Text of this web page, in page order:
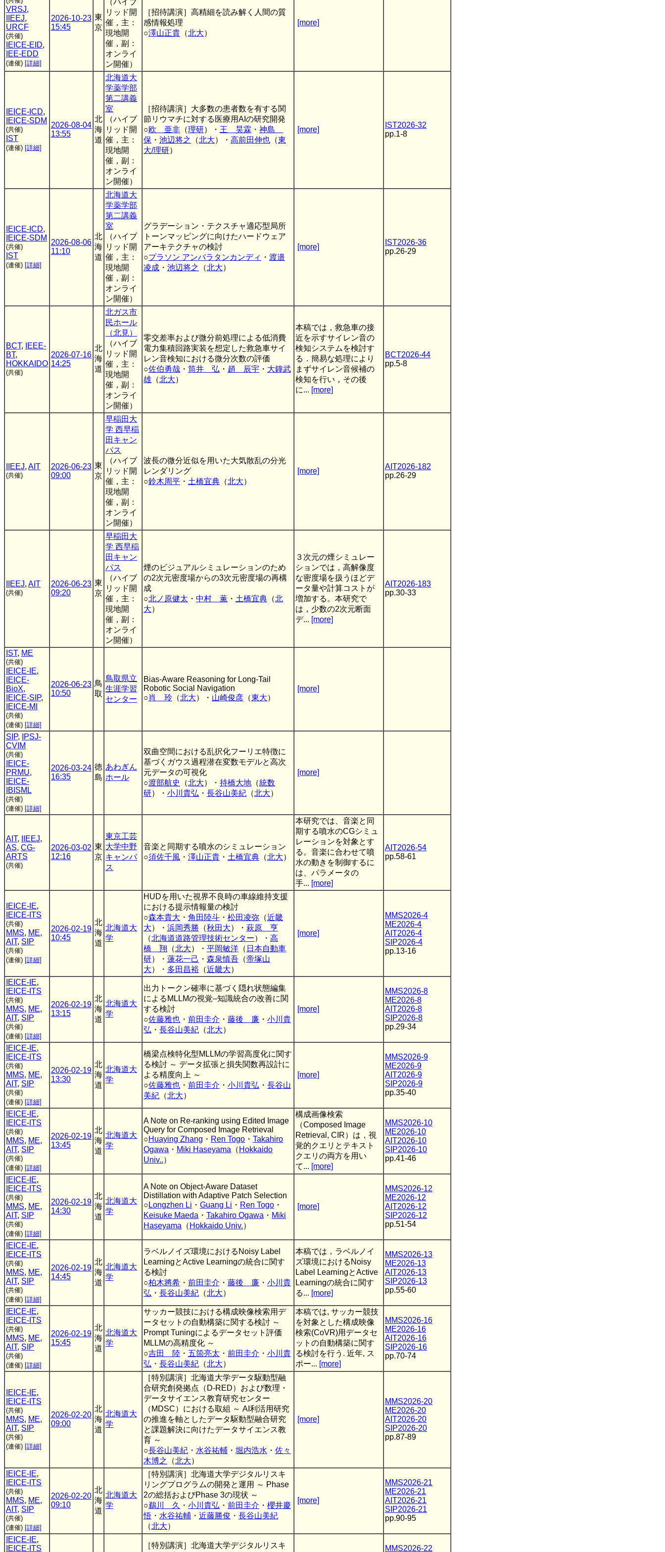
VRSJ,
IIEEJ,
URCF
(共催)
IEICE-EID,
IEE-EDD
(連催) [詳細]
2026-10-23
15:45
東
京
（ハイブ
リッド開
催，主：
現地開
催，副：
オンライ
ン開催）
［招待講演］高精細を読み解く人間の質
感情報処理
○澤山正貴 （北大）
[more]
IEICE-ICD,
IEICE-SDM
(共催)
IST
(連催) [詳細]
2026-08-04
13:55
北
海
道
北海道大
学薬学部
第二講義
室
（ハイブ
リッド開
催，主：
現地開
催，副：
オンライ
ン開催）
［招待講演］大多数の患者数を有する関
節リウマチに対する医療用AIの研究開発
○欧 亜非 （理研）・ 王 昊霖 ・ 神島
保 ・ 池辺将之 （北大）・ 高前田伸也 （東
大/理研）
[more]
IST2026-32
pp.1-8
IEICE-ICD,
IEICE-SDM
(共催)
IST
(連催) [詳細]
2026-08-06
11:10
北
海
道
北海道大
学薬学部
第二講義
室
（ハイブ
リッド開
催，主：
現地開
催，副：
オンライ
ン開催）
グラデーション・テクスチャ適応型局所
トーンマッピングに向けたハードウェア
アーキテクチャの検討
○プラソン アンバラタンカンディ ・ 渡邉
凌成 ・ 池辺将之 （北大）
[more]
IST2026-36
pp.26-29
BCT,
IEEE-
BT,
HOKKAIDO
(共催)
2026-07-16
14:25
北
海
道
北ガス市
民ホール
（北見）
（ハイブ
リッド開
催，主：
現地開
催，副：
オンライ
ン開催）
零交差率および微分前処理による低消費
電力集積回路実装を想定した救急車サイ
レン音検知における微分次数の評価
○佐伯勇哉 ・ 筒井 弘 ・ 趙 辰宇 ・ 大鐘武
雄 （北大）
本稿では，救急車の接
近を示すサイレン音の
検知システムを検討す
る．簡易な処理により
まずサイレン音候補の
検知を行い，その後
に... [more]
BCT2026-44
pp.5-8
IIEEJ, AIT
(共催)
2026-06-23
09:00
東
京
早稲田大
学 西早稲
田キャン
パス
（ハイブ
リッド開
催，主：
現地開
催，副：
オンライ
ン開催）
波長の微分近似を用いた大気散乱の分光
レンダリング
○鈴木周平 ・ 土橋宜典 （北大）
[more]
AIT2026-182
pp.26-29
IIEEJ, AIT
(共催)
2026-06-23
09:20
東
京
早稲田大
学 西早稲
田キャン
パス
（ハイブ
リッド開
催，主：
現地開
催，副：
オンライ
ン開催）
煙のビジュアルシミュレーションのため
の2次元密度場からの3次元密度場の再構
成
○北ノ原健太 ・ 中村 薫 ・ 土橋宜典 （北
大）
３次元の煙シミュレー
ションでは，高解像度
な密度場を扱うほどデ
ータ量や計算コストが
増加する。本研究で
は，少数の2次元断面
デ... [more]
AIT2026-183
pp.30-33
IST, ME
(共催)
IEICE-IE,
IEICE-
BioX,
IEICE-SIP,
IEICE-MI
(共催)
(連催) [詳細]
2026-06-23
10:50
鳥
取
鳥取県立
生涯学習
センター
Bias-Aware Reasoning for Long-Tail
Robotic Social Navigation
○肖 玲 （北大）・ 山崎俊彦 （東大）
[more]
SIP,
IPSJ-
CVIM
(共催)
IEICE-
PRMU,
IEICE-
IBISML
(共催)
(連催) [詳細]
2026-03-24
16:35
徳
島
あわぎん
ホール
双曲空間における乱択化フーリエ特徴に
基づくガウス過程潜在変数モデルと高次
元データの可視化
○渡部航史 （北大）・ 持橋大地 （統数
研）・ 小川貴弘 ・ 長谷山美紀 （北大）
[more]
AIT, IIEEJ,
AS, CG-
ARTS
(共催)
2026-03-02
12:16
東
京
東京工芸
大学中野
キャンバ
ス
音楽と同期する噴水のシミュレーション
○須佐千風 ・ 澤山正貴 ・ 土橋宜典 （北大）
本研究では、音楽と同
期する噴水のCGシミュ
レーションを対象とす
る。音楽に合わせて噴
水の動きを制御するに
は、パラメータの
手... [more]
AIT2026-54
pp.58-61
IEICE-IE,
IEICE-ITS
(共催)
MMS, ME,
AIT, SIP
(共催)
(連催) [詳細]
2026-02-19
10:45
北
海
道
北海道大
学
HUDを用いた視界不良時の車線維持支援
における提示情報量の検討
○森本貴大 ・ 角田陸斗 ・ 松田凌弥 （近畿
大）・ 浜岡秀勝 （秋田大）・ 萩原 亨
（北海道道路管理技術センター）・ 高
橋 翔 （北大）・ 平岡敏洋 （ 日本自動車
研）・ 蓮花一己 ・ 森泉慎吾 （帝塚山
大）・ 多田昌裕 （近畿大）
[more]
MMS2026-4
ME2026-4
AIT2026-4
SIP2026-4
pp.13-16
IEICE-IE,
IEICE-ITS
(共催)
MMS, ME,
AIT, SIP
(共催)
(連催) [詳細]
2026-02-19
13:15
北
海
道
北海道大
学
出力トークン確率に基づく隠れ状態編集
によるMLLMの視覚–知識統合の改善に関
する検討
○佐藤雅也 ・ 前田圭介 ・ 藤後 廉 ・ 小川貴
弘 ・ 長谷山美紀 （北大）
[more]
MMS2026-8
ME2026-8
AIT2026-8
SIP2026-8
pp.29-34
IEICE-IE,
IEICE-ITS
(共催)
MMS, ME,
AIT, SIP
(共催)
(連催) [詳細]
2026-02-19
13:30
北
海
道
北海道大
学
橋梁点検特化型MLLMの学習高度化に関す
る検討 ～ データ拡張と損失関数再設計に
よる精度向上 ～
○佐藤雅也 ・ 前田圭介 ・ 小川貴弘 ・ 長谷山
美紀 （北大）
[more]
MMS2026-9
ME2026-9
AIT2026-9
SIP2026-9
pp.35-40
IEICE-IE,
IEICE-ITS
(共催)
MMS, ME,
AIT, SIP
(共催)
(連催) [詳細]
2026-02-19
13:45
北
海
道
北海道大
学
A Note on Re-ranking using Edited Image
Query for Composed Image Retrieval
○Huaying Zhang ・ Ren Togo ・ Takahiro
Ogawa ・ Miki Haseyama （ Hokkaido
Univ..）
構成画像検索
（Composed Image
Retrieval, CIR）は，視
覚的クエリとテキスト
クエリの両方を用い
て... [more]
MMS2026-10
ME2026-10
AIT2026-10
SIP2026-10
pp.41-46
IEICE-IE,
IEICE-ITS
(共催)
MMS, ME,
AIT, SIP
(共催)
(連催) [詳細]
2026-02-19
14:30
北
海
道
北海道大
学
A Note on Object-Aware Dataset
Distillation with Adaptive Patch Selection
○ Longzhen Li ・ Guang Li ・ Ren Togo ・
Keisuke Maeda ・ Takahiro Ogawa ・ Miki
Haseyama （ Hokkaido Univ.）
[more]
MMS2026-12
ME2026-12
AIT2026-12
SIP2026-12
pp.51-54
IEICE-IE,
IEICE-ITS
(共催)
MMS, ME,
AIT, SIP
(共催)
(連催) [詳細]
2026-02-19
14:45
北
海
道
北海道大
学
ラベルノイズ環境におけるNoisy Label
LearningとActive Learningの統合に関す
る検討
○柏木將希 ・ 前田圭介 ・ 藤後 廉 ・ 小川貴
弘 ・ 長谷山美紀 （北大）
本稿では，ラベルノイ
ズ環境におけるNoisy
Label LearningとActive
Learningの統合に関す
る... [more]
MMS2026-13
ME2026-13
AIT2026-13
SIP2026-13
pp.55-60
IEICE-IE,
IEICE-ITS
(共催)
MMS, ME,
AIT, SIP
(共催)
(連催) [詳細]
2026-02-19
15:45
北
海
道
北海道大
学
サッカー競技における構成映像検索用デ
ータセットの自動構築に関する検討 ～
Prompt Tuningによるデータセット評価
MLLMの高精度化 ～
○吉田 陸 ・ 五箇亮太 ・ 前田圭介 ・ 小川貴
弘 ・ 長谷山美紀 （北大）
本稿では, サッカー競技
を対象とした構成映像
検索(CoVR)用データセ
ットの自動構築に関す
る検討を行う. 近年, ス
ポー... [more]
MMS2026-16
ME2026-16
AIT2026-16
SIP2026-16
pp.70-74
IEICE-IE,
IEICE-ITS
(共催)
MMS, ME,
AIT, SIP
(共催)
(連催) [詳細]
2026-02-20
09:00
北
海
道
北海道大
学
［特別講演］北海道大学データ駆動型融
合研究創発拠点（D-RED）および数理・
データサイエンス教育研究センター
（MDSC）における取組 ～ AI利活用研究
の推進を軸としたデータ駆動型融合研究
と課題解決に向けたデータサイエンス教
育 ～
○長谷山美紀 ・ 水谷祐輔 ・ 堀内浩水 ・ 佐々
木博之
（北大）
[more]
MMS2026-20
ME2026-20
AIT2026-20
SIP2026-20
pp.87-89
IEICE-IE,
IEICE-ITS
(共催)
MMS, ME,
AIT, SIP
(共催)
(連催) [詳細]
2026-02-20
09:10
北
海
道
北海道大
学
［特別講演］北海道大学デジタルリスキ
リングプログラムの開発と運用 ～ Phase
2の総括およびPhase 3の現状 ～
○鵜川 久 ・ 小川貴弘 ・ 前田圭介 ・ 櫻井慶
悟 ・ 水谷祐輔 ・ 近藤勝俊 ・ 長谷山美紀
（北大）
[more]
MMS2026-21
ME2026-21
AIT2026-21
SIP2026-21
pp.90-95
IEICE-IE,
IEICE-ITS
［特別講演］北海道大学デジタルリスキ
MMS2026-22